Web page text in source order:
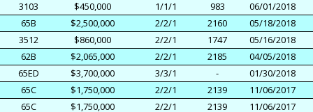
3103
$450,000 1/1/1 983
06/01/2018
65B
$2,500,000 2/2/1 2160
05/18/2018
3512
$860,000 2/2/1 1747
05/16/2018
62B
$2,065,000 2/2/1 2185
04/05/2018
65ED
$3,700,000 3/3/1 -
01/30/2018
65C
$1,750,000 2/2/1 2139
11/06/2017
65C
$1,750,000 2/2/1 2139
11/06/2017